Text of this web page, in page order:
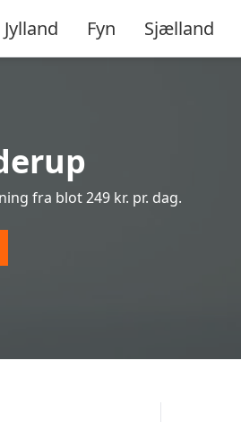
Jylland Fyn Sjælland
fra blot 249 kr. pr. dag.